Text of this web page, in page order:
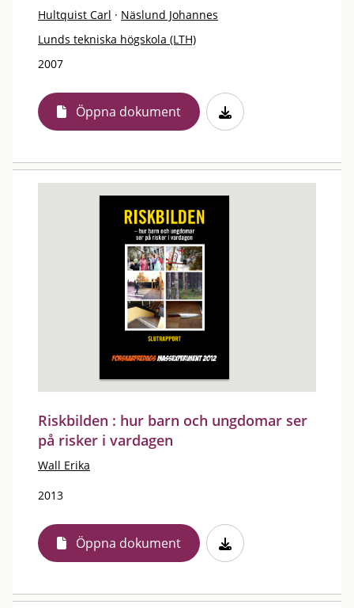
Hultquist Carl · Näslund Johannes
Lunds tekniska högskola (LTH)
2007
Öppna dokument
Riskbilden : hur barn och ungdomar ser
på risker i vardagen
Wall Erika
2013
Öppna dokument